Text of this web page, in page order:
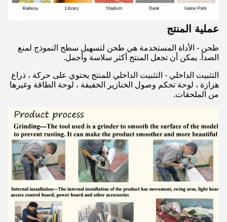
عملية المنتج
طحن - الأداة المستخدمة هي طحن لتسهيل سطح النموذج لمنع
الصدأ. يمكن أن تجعل المنتج أكثر سلاسة وأجمل.
التثبيت الداخلي - التثبيت الداخلي للمنتج يحتوي على حركة ، ذراع
هزازة ، لوحة تحكم وصول الخنازير الخفيفة ، لوحة الطاقة وغيرها
من الملحقات.